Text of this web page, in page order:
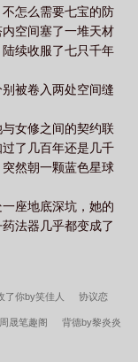
怎么需要七宝的防
空间塞了一堆天材
续收服了七只千年
被卷入两处空间缝
女修之间的契约联
了几百年还是几千
然朝一颗蓝色星球
座地底深坑，她的
法器几乎都变成了
了你by笑佳人 协议恋
晟笔趣阁 背德by黎炎炎